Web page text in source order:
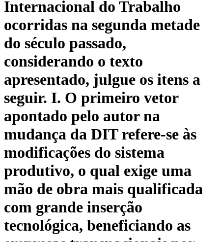
Internacional do Trabalho
ocorridas na segunda metade
do século passado,
considerando o texto
apresentado, julgue os itens a
seguir. I. O primeiro vetor
apontado pelo autor na
mudança da DIT refere-se às
modificações do sistema
produtivo, o qual exige uma
mão de obra mais qualificada
com grande inserção
tecnológica, beneficiando as